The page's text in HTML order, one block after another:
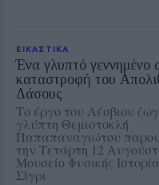
ΕΙΚΑΣΤΙΚΑ
Ένα γλυπτό γεννημένο
καταστροφή του
Δάσους
Το έργο του Λέσβιου
γλύπτη Θεμιστοκλή
Παπαπαναγιώτου
την Τετάρτη 12
Μουσείο Φυσικής
Σίγρι